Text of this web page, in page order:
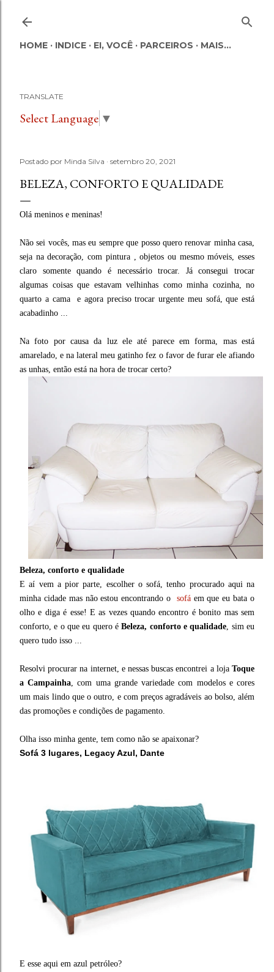
HOME INDICE EI, VOCÊ PARCEIROS MAIS…
TRANSLATE
Select Language ▼
Postado por Minda Silva setembro 20, 2021
BELEZA, CONFORTO E QUALIDADE
Olá meninos e meninas!
Não sei vocês, mas eu sempre que posso quero renovar minha casa,
seja na decoração, com pintura , objetos ou mesmo móveis, esses
claro somente quando é necessário trocar. Já consegui trocar
algumas coisas que estavam velhinhas como minha cozinha, no
quarto a cama e agora preciso trocar urgente meu sofá, que está
acabadinho ...
Na foto por causa da luz ele até parece em forma, mas está
amarelado, e na lateral meu gatinho fez o favor de furar ele afiando
as unhas, então está na hora de trocar certo?
Beleza, conforto e qualidade
E aí vem a pior parte, escolher o sofá, tenho procurado aqui na
minha cidade mas não estou encontrando o sofá em que eu bata o
olho e diga é esse! E as vezes quando encontro é bonito mas sem
conforto, e o que eu quero éBeleza, conforto e qualidade, sim eu
quero tudo isso ...
Resolvi procurar na internet, e nessas buscas encontrei a loja Toque
a Campainha, com uma grande variedade com modelos e cores
um mais lindo que o outro, e com preços agradáveis ao bolso, além
das promoções e condições de pagamento.
Olha isso minha gente, tem como não se apaixonar?
Sofá 3 lugares, Legacy Azul, Dante
E esse aqui em azul petróleo?